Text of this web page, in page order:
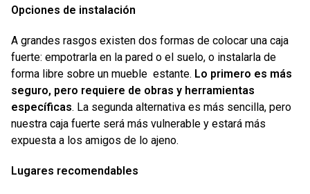
Opciones de instalación
A grandes rasgos existen dos formas de colocar una caja
fuerte: empotrarla en la pared o el suelo, o instalarla de
forma libre sobre un mueble estante. Lo primero es más
seguro, pero requiere de obras y herramientas
específicas. La segunda alternativa es más sencilla, pero
nuestra caja fuerte será más vulnerable y estará más
expuesta a los amigos de lo ajeno.
Lugares recomendables